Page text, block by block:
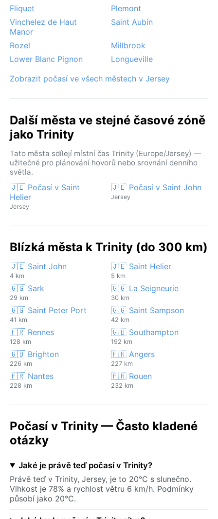
Fliquet
Plemont
Vinchelez de Haut
Manor
Saint Aubin
Rozel
Millbrook
Lower Blanc Pignon
Longueville
Zobrazit počasí ve všech městech v Jersey
Další města ve stejné časové zóně
jako Trinity
Tato města sdílejí místní čas Trinity (Europe/Jersey) —
užitečné pro plánování hovorů nebo srovnání denního
světla.
🇯🇪 Počasí v Saint
Helier
Jersey
🇯🇪 Počasí v Saint John
Jersey
Blízká města k Trinity (do 300 km)
🇯🇪 Saint John
4 km
🇯🇪 Saint Helier
5 km
🇬🇬 Sark
29 km
🇬🇬 La Seigneurie
30 km
🇬🇬 Saint Peter Port
41 km
🇬🇬 Saint Sampson
42 km
🇫🇷 Rennes
128 km
🇬🇧 Southampton
192 km
🇬🇧 Brighton
226 km
🇫🇷 Angers
227 km
🇫🇷 Nantes
228 km
🇫🇷 Rouen
232 km
Počasí v Trinity — Často kladené
otázky
Jaké je právě teď počasí v Trinity?
Právě teď v Trinity, Jersey, je to 20°C s slunečno.
Vlhkost je 78% a rychlost větru 6 km/h. Podmínky
působí jako 20°C.